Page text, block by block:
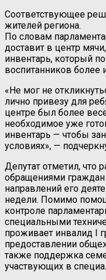
Соответствующее
жителей региона.
По словам
доставит в центр
инвентарь, который
воспитанников
«Не мог не
лично привезу для
центре был более
необходимое уже
инвентарь — чтобы
условиях», —
Депутат отметил, что
обращениями граждан
направлений его
недели. Помимо
контроле
специальными
проживает инвалид I
предоставлении
также поддержка
участвующих в